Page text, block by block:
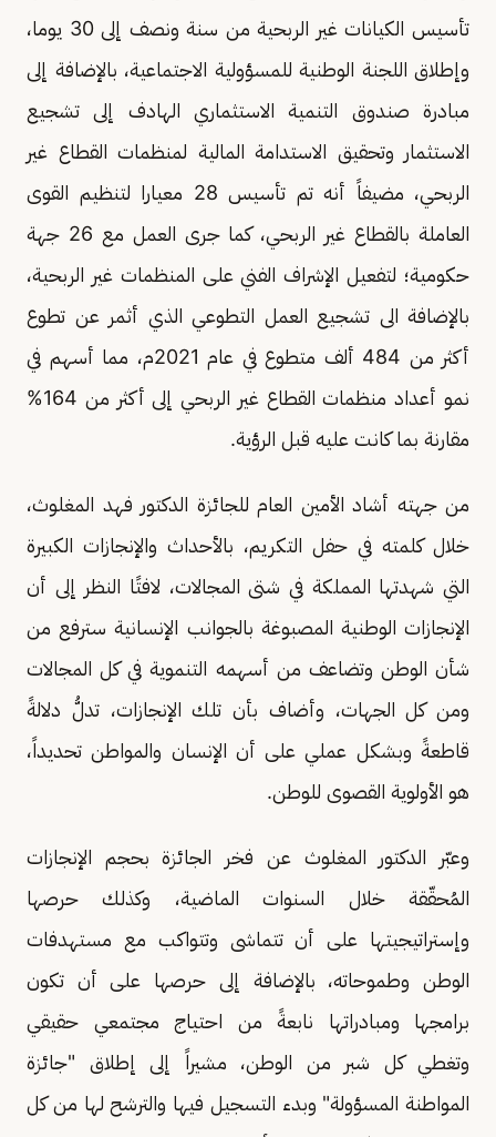
تأسيس الكيانات غير الربحية من سنة ونصف إلى 30 يوما،
وإطلاق اللجنة الوطنية للمسؤولية الاجتماعية، بالإضافة إلى
مبادرة صندوق التنمية الاستثماري الهادف إلى تشجيع
الاستثمار وتحقيق الاستدامة المالية لمنظمات القطاع غير
الربحي، مضيفاً أنه تم تأسيس 28 معيارا لتنظيم القوى
العاملة بالقطاع غير الربحي، كما جرى العمل مع 26 جهة
حكومية؛ لتفعيل الإشراف الفني على المنظمات غير الربحية،
بالإضافة الى تشجيع العمل التطوعي الذي أثمر عن تطوع
أكثر من 484 ألف متطوع في عام 2021م، مما أسهم في
نمو أعداد منظمات القطاع غير الربحي إلى أكثر من 164%
مقارنة بما كانت عليه قبل الرؤية.
من جهته أشاد الأمين العام للجائزة الدكتور فهد المغلوث،
خلال كلمته في حفل التكريم، بالأحداث والإنجازات الكبيرة
التي شهدتها المملكة في شتى المجالات، لافتًا النظر إلى أن
الإنجازات الوطنية المصبوغة بالجوانب الإنسانية سترفع من
شأن الوطن وتضاعف من أسهمه التنموية في كل المجالات
ومن كل الجهات، وأضاف بأن تلك الإنجازات، تدلُّ دلالةً
قاطعةً وبشكل عملي على أن الإنسان والمواطن تحديداً،
هو الأولوية القصوى للوطن.
وعبّر الدكتور المغلوث عن فخر الجائزة بحجم الإنجازات
المُحقّقة خلال السنوات الماضية، وكذلك حرصها
وإستراتيجيتها على أن تتماشى وتتواكب مع مستهدفات
الوطن وطموحاته، بالإضافة إلى حرصها على أن تكون
برامجها ومبادراتها نابعةً من احتياج مجتمعي حقيقي
وتغطي كل شبر من الوطن، مشيراً إلى إطلاق "جائزة
المواطنة المسؤولة" وبدء التسجيل فيها والترشح لها من كل